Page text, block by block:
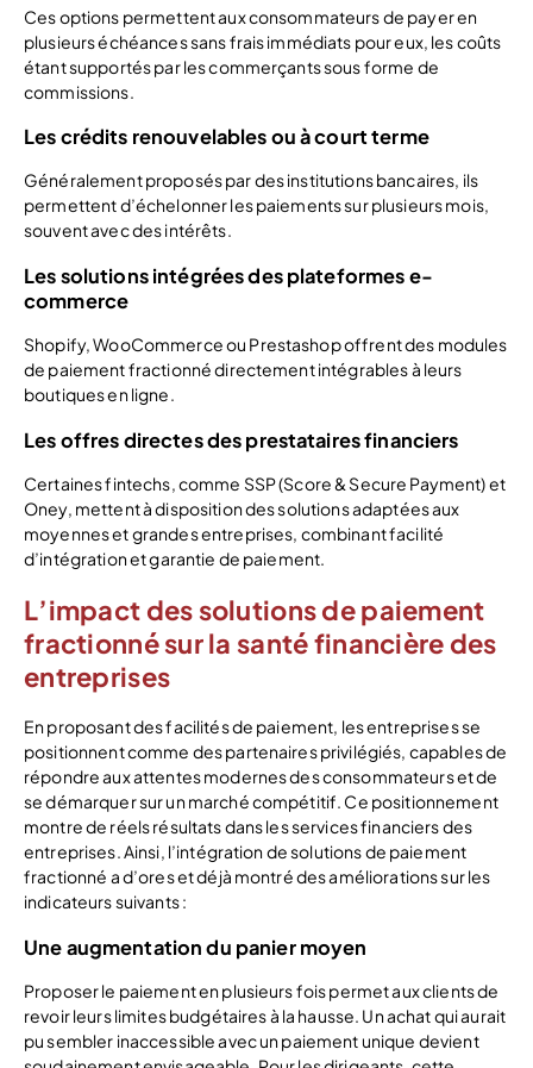
Ces options permettent aux consommateurs de payer en
plusieurs échéances sans frais immédiats pour eux, les coûts
étant supportés par les commerçants sous forme de
commissions.
Les crédits renouvelables ou à court terme
Généralement proposés par des institutions bancaires, ils
permettent d’échelonner les paiements sur plusieurs mois,
souvent avec des intérêts.
Les solutions intégrées des plateformes e-
commerce
Shopify, WooCommerce ou Prestashop offrent des modules
de paiement fractionné directement intégrables à leurs
boutiques en ligne.
Les offres directes des prestataires financiers
Certaines fintechs, comme SSP (Score & Secure Payment) et
Oney, mettent à disposition des solutions adaptées aux
moyennes et grandes entreprises, combinant facilité
d’intégration et garantie de paiement.
L’impact des solutions de paiement
fractionné sur la santé financière des
entreprises
En proposant des facilités de paiement, les entreprises se
positionnent comme des partenaires privilégiés, capables de
répondre aux attentes modernes des consommateurs et de
se démarquer sur un marché compétitif. Ce positionnement
montre de réels résultats dans les services financiers des
entreprises. Ainsi, l’intégration de solutions de paiement
fractionné a d’ores et déjà montré des améliorations sur les
indicateurs suivants :
Une augmentation du panier moyen
Proposer le paiement en plusieurs fois permet aux clients de
revoir leurs limites budgétaires à la hausse. Un achat qui aurait
pu sembler inaccessible avec un paiement unique devient